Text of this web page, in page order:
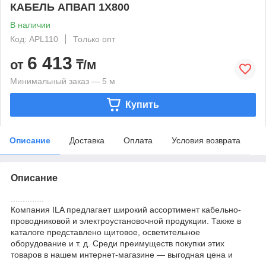
КАБЕЛЬ АПВАП 1Х800
В наличии
Код: APL110
Только опт
от 6 413 ₸/м
Минимальный заказ — 5 м
Купить
Описание Доставка Оплата Условия возврата
Описание
Компания ILA предлагает широкий ассортимент кабельно-
проводниковой и электроустановочной продукции. Также в
каталоге представлено щитовое, осветительное
оборудование и т. д. Среди преимуществ покупки этих
товаров в нашем интернет-магазине — выгодная цена и